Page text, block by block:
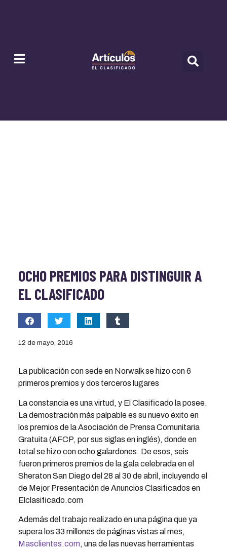
OCHO PREMIOS PARA DISTINGUIR A
EL CLASIFICADO
12 de mayo, 2016
La publicación con sede en Norwalk se hizo con 6
primeros premios y dos terceros lugares
La constancia es una virtud, y El Clasificado la posee.
La demostración más palpable es su nuevo éxito en
los premios de la Asociación de Prensa Comunitaria
Gratuita (AFCP, por sus siglas en inglés), donde en
total se hizo con ocho galardones. De esos, seis
fueron primeros premios de la gala celebrada en el
Sheraton San Diego del 28 al 30 de abril, incluyendo el
de Mejor Presentación de Anuncios Clasificados en
Elclasificado.com
Además del trabajo realizado en una página que ya
supera los 33 millones de páginas vistas al mes,
Masclientes.com, una de las nuevas herramientas